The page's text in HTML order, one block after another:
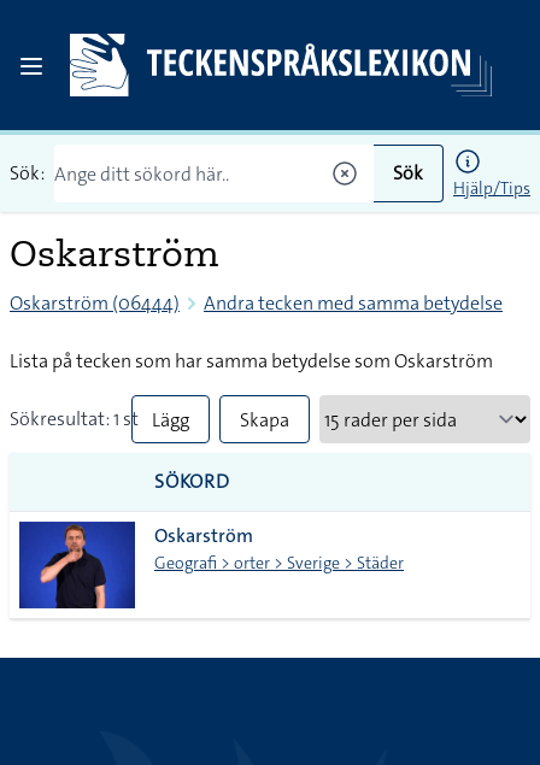
Sök: Sök
Hjälp/Tips
Oskarström
Oskarström (06444) Andra tecken med samma betydelse
Lista på tecken som har samma betydelse som Oskarström
Sökresultat: 1 st Lägg
till
alla i
lista
Skapa
SÖKORD
Oskarström
Geografi > orter > Sverige > Städer